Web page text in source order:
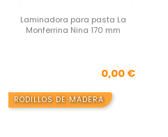
Laminadora para pasta La
Monferrina Nina 170 mm
Precio
0,00 €
RODILLOS DE MADERA